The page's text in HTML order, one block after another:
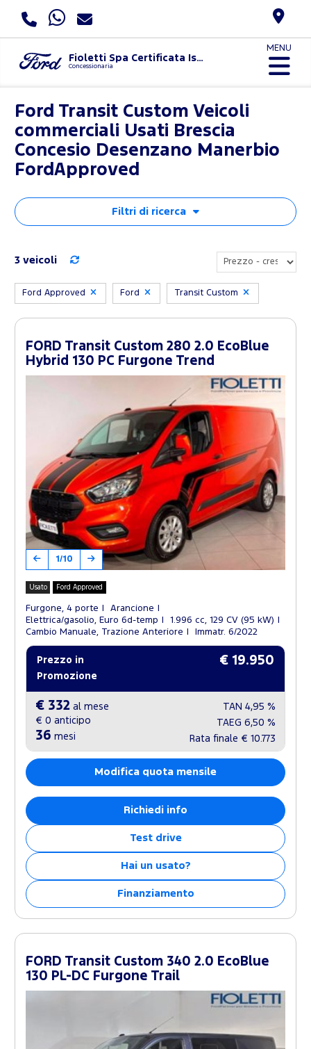
Fioletti Spa Certificata Iso 9001:2015 E Uni Pdr 125:2022
Concessionaria
MENU
Ford Transit Custom Veicoli
commerciali Usati Brescia
Concesio Desenzano Manerbio
FordApproved
Filtri di ricerca
3 veicoli
Ford Approved Ford Transit Custom
FORD Transit Custom 280 2.0 EcoBlue
Hybrid 130 PC Furgone Trend
1/10
Usato Ford Approved
Furgone, 4 porte
Arancione
Elettrica/gasolio, Euro 6d-temp
1.996 cc, 129 CV (95 kW)
Cambio Manuale, Trazione Anteriore
Immatr. 6/2022
Prezzo in
Promozione
€ 19.950
€ 332 al mese
€ 0 anticipo
36 mesi
TAN 4,95 %
TAEG 6,50 %
Rata finale € 10.773
Modifica quota mensile
Richiedi info
Test drive
Hai un usato?
Finanziamento
FORD Transit Custom 340 2.0 EcoBlue
130 PL-DC Furgone Trail